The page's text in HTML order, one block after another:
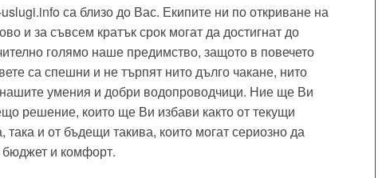
са близо до Вас. Екипите ни по откриване на
и за съвсем кратък срок могат да достигнат до
голямо наше предимство, защото в повечето
са спешни и не търпят нито дълго чакане, нито
умения и добри водопроводчици. Ние ще Ви
решение, които ще Ви избави както от текущи
така и от бъдещи такива, които могат сериозно да
и комфорт.